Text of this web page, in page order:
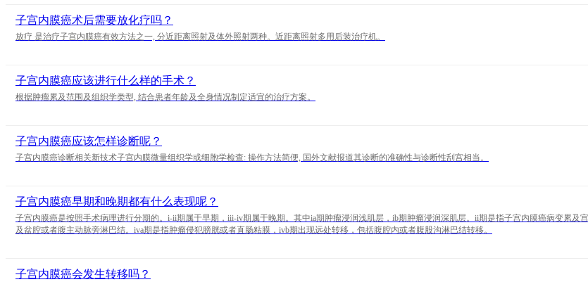
子宫内膜癌术后需要放化疗吗？
放疗 是治疗子宫内膜癌有效方法之一, 分近距离照射及体外照射两种。近距离照射多用后装治疗机。
子宫内膜癌应该进行什么样的手术？
根据肿瘤累及范围及组织学类型, 结合患者年龄及全身情况制定适宜的治疗方案。
子宫内膜癌应该怎样诊断呢？
子宫内膜癌诊断相关新技术子宫内膜微量组织学或细胞学检查: 操作方法简便, 国外文献报道其诊断的准确性与诊断性刮宫相当。
子宫内膜癌早期和晚期都有什么表现呢？
子宫内膜癌是按照手术病理进行分期的。i-ii期属于早期，iii-iv期属于晚期。其中ia期肿瘤浸润浅肌层，ib期肿瘤浸润深肌层。ii期是指子宫内膜癌病变累
及盆腔或者腹主动脉旁淋巴结。iva期是指肿瘤侵犯膀胱或者直肠粘膜，ivb期出现远处转移，包括腹腔内或者腹股沟淋巴结转移。
子宫内膜癌会发生转移吗？